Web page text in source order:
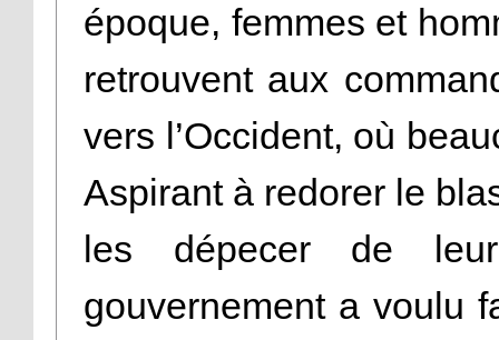
époque, femmes et
retrouvent aux
vers l’Occident, où
Aspirant à redorer le
les dépecer de
gouvernement a voulu